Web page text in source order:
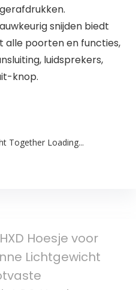
snijden biedt
alle poorten en functies,
luidsprekers,
knop.
Together Loading...
Hoesje voor
Lichtgewicht